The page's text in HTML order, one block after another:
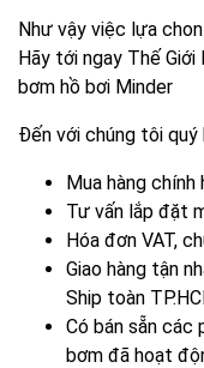
Như vậy việc lựa
Hãy tới ngay Thế Giới
bơm hồ bơi Minder
Đến với chúng tôi
Mua hàng chính
Tư vấn lắp đặt
Hóa đơn VAT,
Giao hàng tận
Ship toàn
Có bán sẵn các
bơm đã hoạt